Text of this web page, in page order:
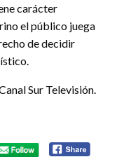
carácter
el público juega
de decidir
Sur Televisión.